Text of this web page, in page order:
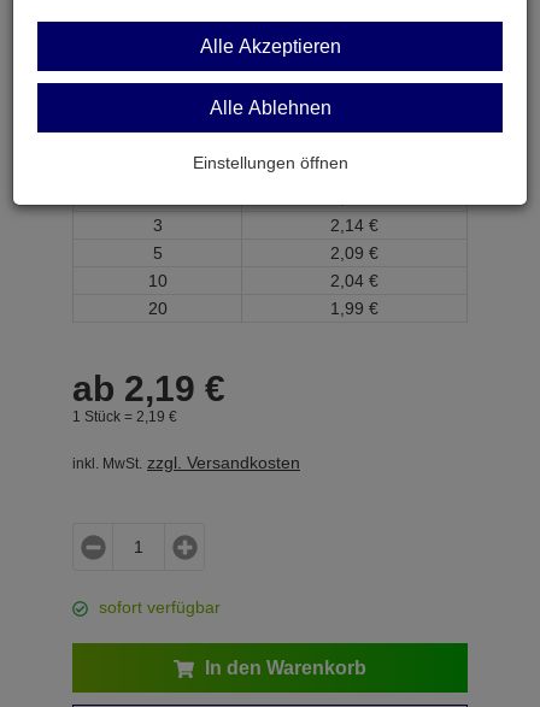
QO 12,288MHz
Quarzoszillator 12,288 000MHz DIP14/4Pin
ab Menge
Preis je Stück
3
2, 14 €
5
2, 09 €
10
2, 04 €
20
1, 99 €
ab 2,19 €
1 Stück = 2, 19 €
inkl. MwSt. zzgl. Versandkosten
sofort verfügbar
In den Warenkorb
Alle Akzeptieren
Alle Ablehnen
Einstellungen öffnen